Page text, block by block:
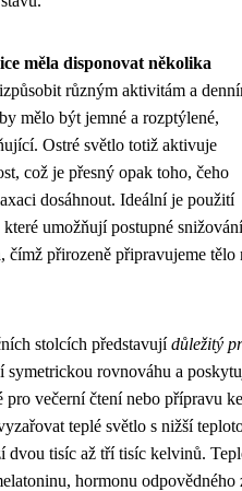
měla disponovat několika
různým aktivitám a
mělo být jemné a rozptýlené,
Ostré světlo totiž aktivuje
což je přesný opak toho, čeho
dosáhnout. Ideální je použití
umožňují postupné snižování
čímž přirozeně připravujeme tělo
stolcích představujídůležitý
symetrickou rovnováhu a
večerní čtení nebo přípravu ke
teplé světlo s nižší
dvou tisíc až tří tisíc kelvinů.
hormonu odpovědného